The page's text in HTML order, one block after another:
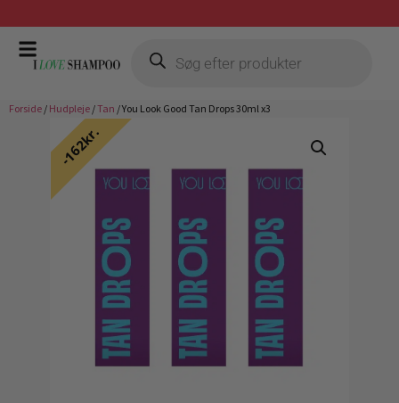
Gratis fragt ved køb over 399,-
Forside / Hudpleje /Tan / You Look Good Tan Drops 30ml x3
162kr.